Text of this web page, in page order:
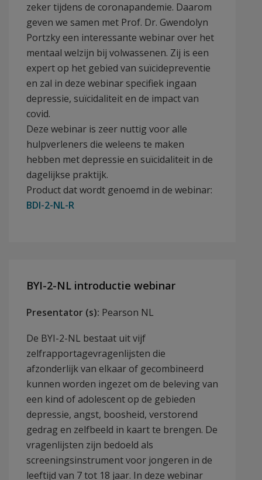
zeker tijdens de coronapandemie. Daarom
geven we samen met Prof. Dr. Gwendolyn
Portzky een interessante webinar over het
mentaal welzijn bij volwassenen. Zij is een
expert op het gebied van suïcidepreventie
en zal in deze webinar specifiek ingaan
depressie, suïcidaliteit en de impact van
covid.
Deze webinar is zeer nuttig voor alle
hulpverleners die weleens te maken
hebben met depressie en suïcidaliteit in de
dagelijkse praktijk.
Product dat wordt genoemd in de webinar:
BDI-2-NL-R
BYI-2-NL introductie webinar
Presentator (s): Pearson NL
De BYI-2-NL bestaat uit vijf
zelfrapportagevragenlijsten die
afzonderlijk van elkaar of gecombineerd
kunnen worden ingezet om de beleving van
een kind of adolescent op de gebieden
depressie, angst, boosheid, verstorend
gedrag en zelfbeeld in kaart te brengen. De
vragenlijsten zijn bedoeld als
screeningsinstrument voor jongeren in de
leeftijd van 7 tot 18 jaar. In deze webinar